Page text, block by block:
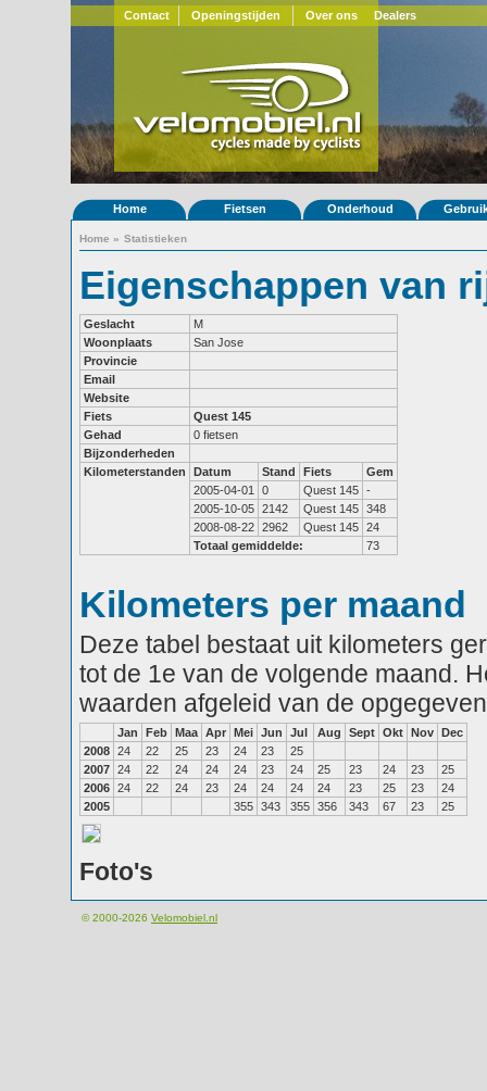
Contact Openingstijden Over ons Dealers
Home Fietsen Onderhoud
Home » Statistieken
Eigenschappen van
Geslacht
M
Woonplaats
San Jose
Provincie
Email
Website
Fiets
Quest 145
Gehad
0 fietsen
Bijzonderheden
Kilometerstanden
Datum Stand Fiets
Gem
2005-04-01
0 Quest 145 -
2005-10-05 2142 Quest 145 348
2008-08-22 2962 Quest 145 24
Totaal gemiddelde:
73
Kilometers per maand
Deze tabel bestaat uit kilometers
tot de 1e van de volgende maand.
waarden afgeleid van de
Jan Feb Maa Apr Mei Jun Jul Aug Sept Okt Nov Dec
2008 24 22 25 23 24 23
25
2007 24 22 24 24 24 23 24 25 23 24 23
25
2006 24 22 24 23 24 24 24 24 23 25 23
24
2005
355 343 355 356 343 67 23 25
Foto's
© 2000-2026 Velomobiel.nl